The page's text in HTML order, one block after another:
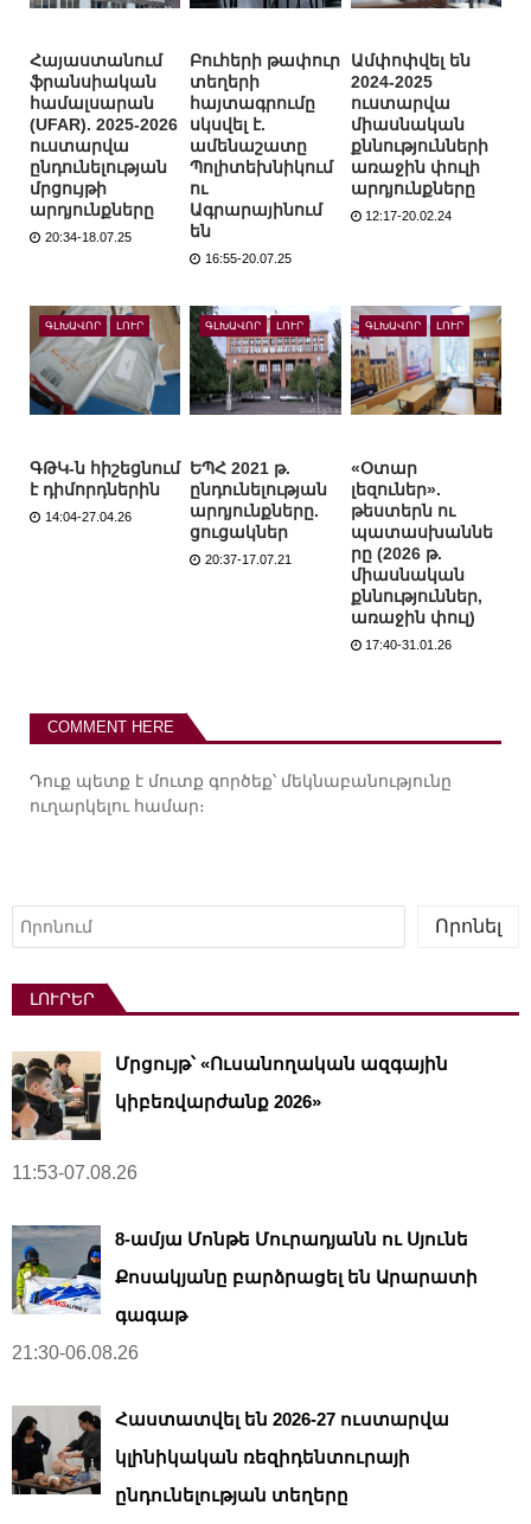
Հայաստանում
ֆրանսիական
համալսարան
(UFAR). 2025-2026
ուստարվա
ընդունելության
մրցույթի
արդյունքները
20:34-18.07.25
Բուհերի թափուր
տեղերի
հայտագրումը
սկսվել է.
ամենաշատը
Պոլիտեխնիկում
ու
Ագրարայինում
են
16:55-20.07.25
Ամփոփվել են
2024-2025
ուստարվա
միասնական
քննությունների
առաջին փուլի
արդյունքները
12:17-20.02.24
ԳԼԽԱՎՈՐ ԼՈՒՐ
ԳԹԿ-ն հիշեցնում
է դիմորդներին
14:04-27.04.26
ԳԼԽԱՎՈՐ ԼՈՒՐ
ԵՊՀ 2021 թ.
ընդունելության
արդյունքները.
ցուցակներ
20:37-17.07.21
ԳԼԽԱՎՈՐ ԼՈՒՐ
«Օտար
լեզուներ».
թեստերն ու
պատասխաննե
րը (2026 թ.
միասնական
քննություններ,
առաջին փուլ)
17:40-31.01.26
COMMENT HERE
Դուք պետք է մուտք գործեք՝ մեկնաբանությունը
ուղարկելու համար։
Որոնել
Որոնել
ԼՈՒՐԵՐ
Մրցույթ՝ «Ուսանողական ազգային
կիբեռվարժանք 2026»
11:53-07.08.26
8-ամյա Մոնթե Մուրադյանն ու Սյունե
Քոսակյանը բարձրացել են Արարատի
գագաթ
21:30-06.08.26
Հաստատվել են 2026-27 ուստարվա
կլինիկական ռեզիդենտուրայի
ընդունելության տեղերը